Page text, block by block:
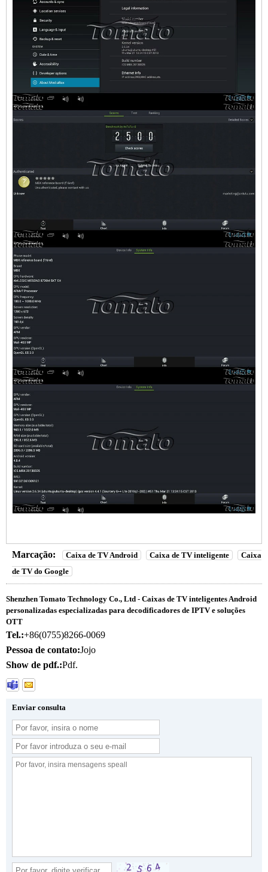
Marcação: Caixa de TV Android Caixa de TV inteligente
Caixa
de TV do Google
Shenzhen Tomato Technology Co., Ltd - Caixas de TV inteligentes Android
personalizadas especializadas para decodificadores de IPTV e soluções
OTT
Tel.:+86(0755)8266-0069
Pessoa de contato:Jojo
Show de pdf.:Pdf.
Enviar consulta